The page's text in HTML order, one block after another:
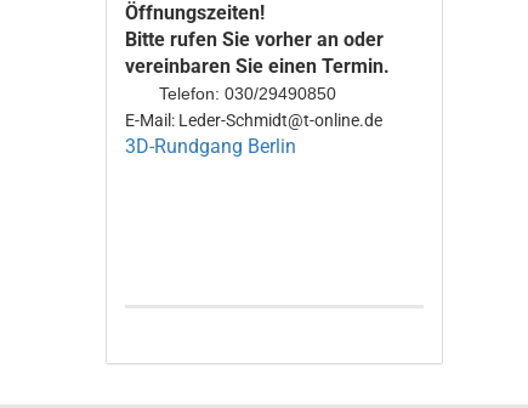
Öffnungszeiten!
Bitte rufen Sie vorher an oder
vereinbaren Sie einen Termin.
Telefon: 030/29490850
E-Mail: Leder-Schmidt@t-online.de
3D-Rundgang Berlin